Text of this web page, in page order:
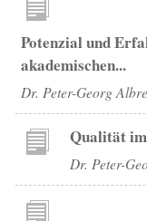
Potenzial und
akademischen...
Dr. Peter-Georg
Qualität
Dr. Peter-